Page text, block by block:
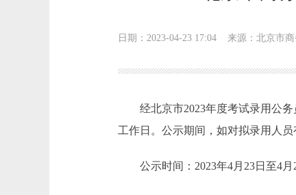
日期：2023-04-23 17:04 来源：​北京市
经北京市2023年度考试录用公务
工作日。公示期间，如对拟录用人
公示时间：2023年4月23日至4月